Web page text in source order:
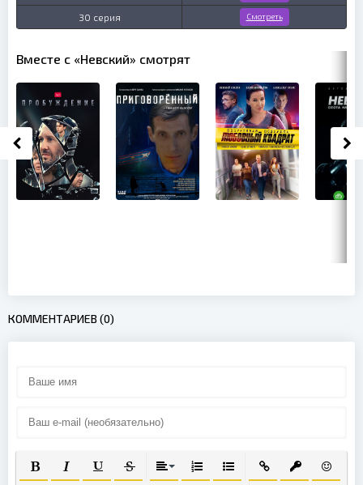
30 серия Смотреть
Вместе с «Невский» смотрят
КОММЕНТАРИЕВ (0)